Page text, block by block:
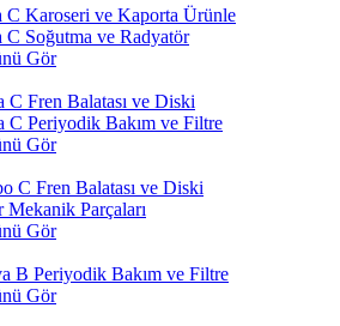
C Karoseri ve Kaporta Ürünle
C Soğutma ve Radyatör
Gör
C Fren Balatası ve Diski
C Periyodik Bakım ve Filtre
Gör
C Fren Balatası ve Diski
Mekanik Parçaları
Gör
B Periyodik Bakım ve Filtre
Gör